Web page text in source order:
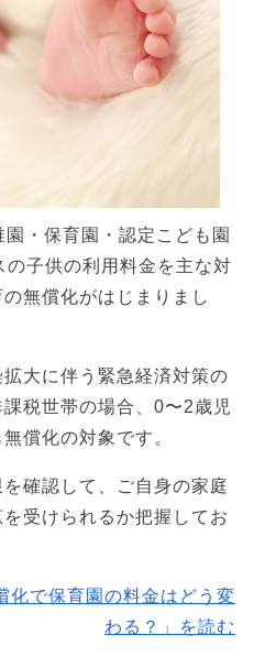
・保育園・認定こども園
子供の利用料金を主な対
無償化がはじまりまし
大に伴う緊急経済対策の
税世帯の場合、0〜2歳児
償化の対象です。
確認して、ご自身の家庭
受けられるか把握してお
化で保育園の料金はどう変
わる？」を読む